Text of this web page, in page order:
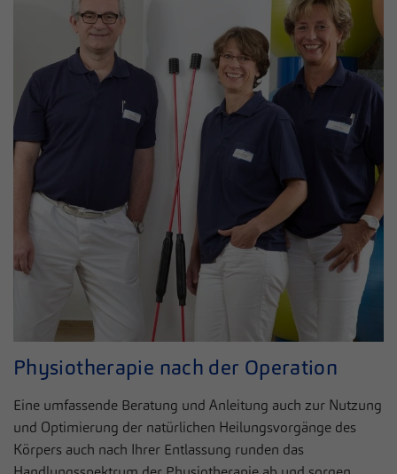
Physiotherapie nach der Operation
Eine umfassende Beratung und Anleitung auch zur Nutzung
und Optimierung der natürlichen Heilungsvorgänge des
Körpers auch nach Ihrer Entlassung runden das